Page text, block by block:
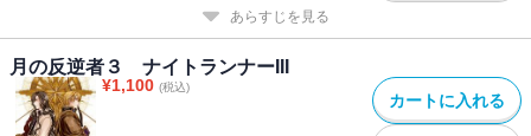
あらすじを見る
月の反逆者３ ナイトランナーIII
¥1,100 (税込)
カートに入れる